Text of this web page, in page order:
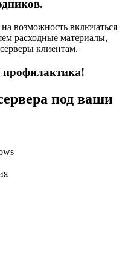
возможность включаться
расходные материалы,
клиентам.
профилактика!
под ваши